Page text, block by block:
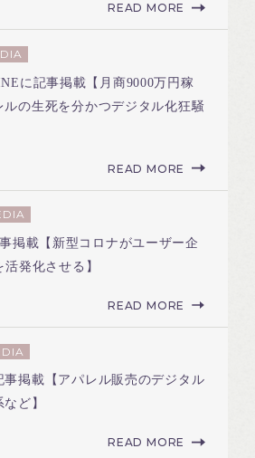
READ MORE
に記事掲載【月商9000万円稼
ルの生死を分かつデジタル化狂騒
READ MORE
掲載【新型コロナがユーザー企
発化させる】
READ MORE
事掲載【アパレル販売のデジタル
ど】
READ MORE